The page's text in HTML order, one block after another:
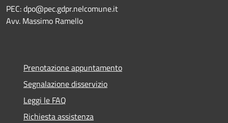
PEC:dpo@pec.gdpr.nelcomune.it
Avv. Massimo Ramello
Prenotazione appuntamento
Segnalazione disservizio
Leggi le FAQ
Richiesta assistenza